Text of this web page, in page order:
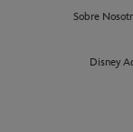
Sobre
Disney